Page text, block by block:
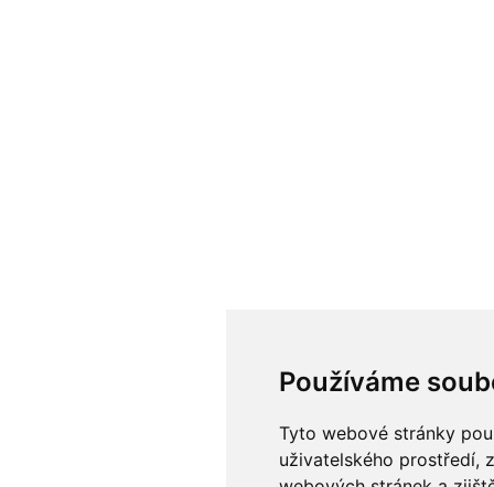
Používáme
Tyto webové stránky
uživatelského prostředí,